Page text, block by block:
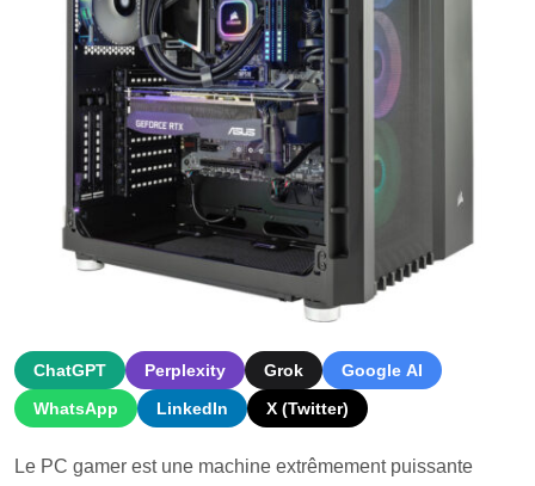
ChatGPT Perplexity Grok
Google AI
WhatsApp
LinkedIn X (Twitter)
Le PC gamer est une machine extrêmement puissante